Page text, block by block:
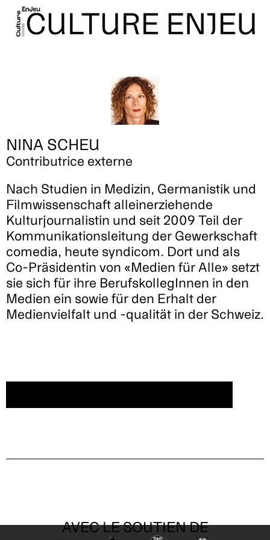
NINA SCHEU
Contributrice externe
Nach Studien in Medizin, Germanistik und
Filmwissenschaft alleinerziehende
Kulturjournalistin und seit 2009 Teil der
Kommunikationsleitung der Gewerkschaft
comedia, heute syndicom. Dort und als
Co-Präsidentin von «Medien für Alle» setzt
sie sich für ihre BerufskollegInnen in den
Medien ein sowie für den Erhalt der
Medienvielfalt und -qualität in der Schweiz.
AVEC LE SOUTIEN DE